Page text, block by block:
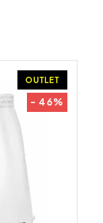
OUTLET
- 46%